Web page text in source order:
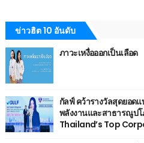
ข่าวฮิต 10 อันดับ
ภาวะเหงื่อออกเป็นเลือด
กัลฟ์ คว้ารางวัลสุดยอด
พลังงานและสาธารณูปโ
Thailand’s Top